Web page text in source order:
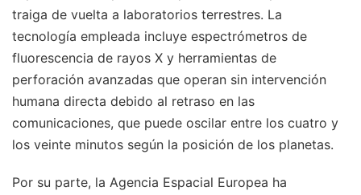
traiga de vuelta a laboratorios terrestres. La
tecnología empleada incluye espectrómetros de
fluorescencia de rayos X y herramientas de
perforación avanzadas que operan sin intervención
humana directa debido al retraso en las
comunicaciones, que puede oscilar entre los cuatro y
los veinte minutos según la posición de los planetas.
Por su parte, la Agencia Espacial Europea ha